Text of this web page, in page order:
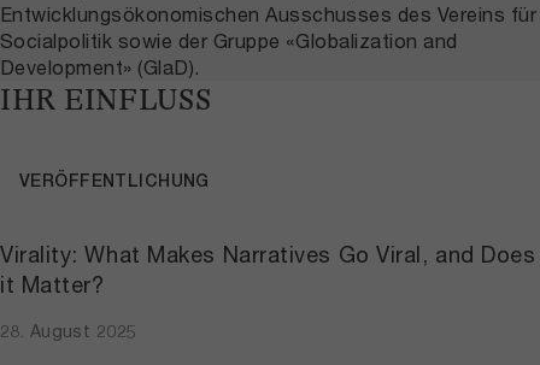
Entwicklungsökonomischen Ausschusses des Vereins für
Socialpolitik sowie der Gruppe «Globalization and
Development» (GlaD).
IHR EINFLUSS
Virality: What Makes Narratives Go Viral, and Does
it Matter?
28. August 2025
VERÖFFENTLICHUNG